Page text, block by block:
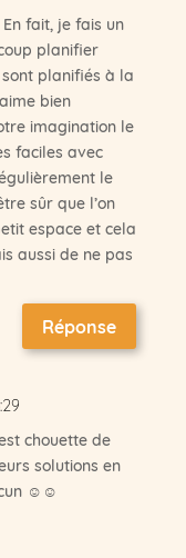
fait, je fais un
planifier
planifiés à la
bien
imagination le
faciles avec
le
sûr que l’on
espace et cela
aussi de ne pas
Réponse
chouette de
solutions en
☺☺